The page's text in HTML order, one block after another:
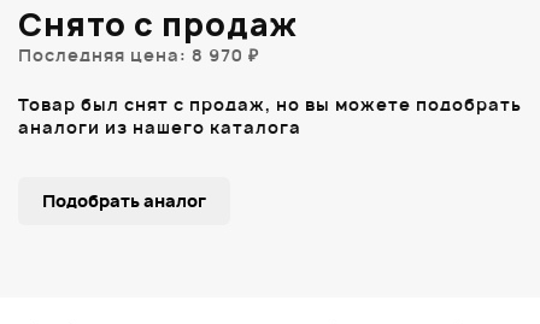
Снято с продаж
Последняя цена: 8 970 ₽
Товар был снят с продаж, но вы можете подобрать
аналоги из нашего каталога
Подобрать аналог